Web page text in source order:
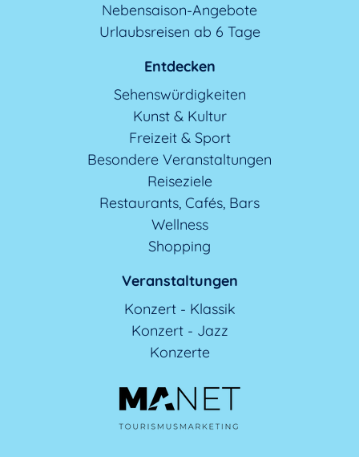
Nebensaison-Angebote
Urlaubsreisen ab 6 Tage
Entdecken
Sehenswürdigkeiten
Kunst & Kultur
Freizeit & Sport
Besondere Veranstaltungen
Reiseziele
Restaurants, Cafés, Bars
Wellness
Shopping
Veranstaltungen
Konzert - Klassik
Konzert - Jazz
Konzerte